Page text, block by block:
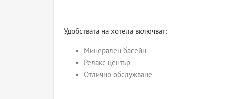
Удобствата на хотела включват:
Минерален басейн
Релакс център
Отлично обслужване